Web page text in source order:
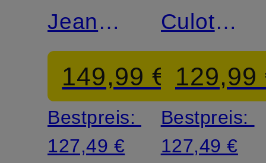
Jeans
MILO
149,99 €
Bestpreis:
127,49 €
Culotte
WERA
129,99
Bestpreis:
127,49 €